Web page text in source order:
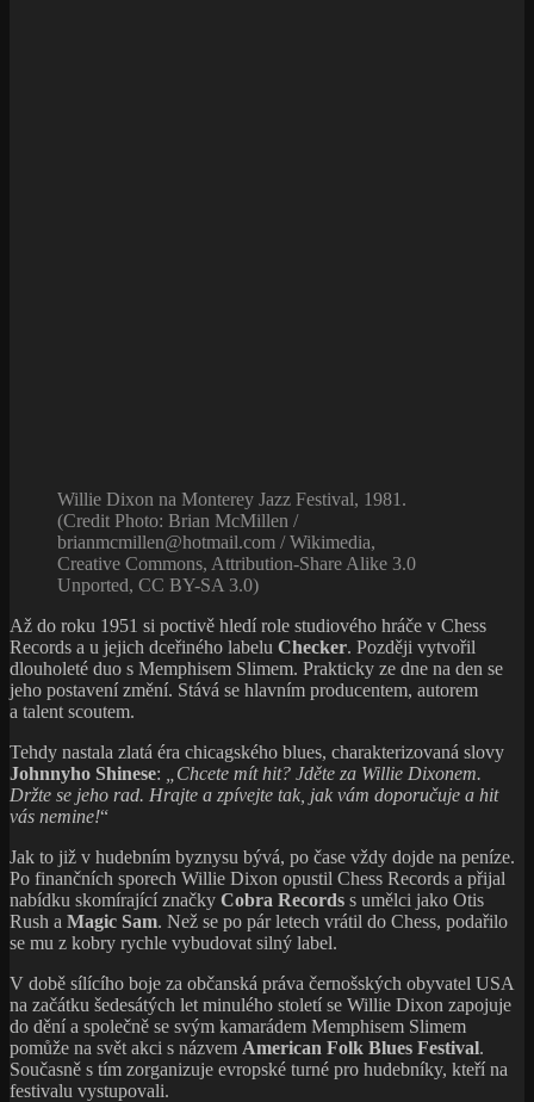
Willie Dixon na Monterey Jazz Festival, 1981.
(Credit Photo: Brian McMillen /
brianmcmillen@hotmail.com / Wikimedia,
Creative Commons, Attribution-Share Alike 3.0
Unported, CC BY-SA 3.0)
Až do roku 1951 si poctivě hledí role studiového hráče v Chess
Records a u jejich dceřiného labelu Checker. Později vytvořil
dlouholeté duo s Memphisem Slimem. Prakticky ze dne na den se
jeho postavení změní. Stává se hlavním producentem, autorem
a talent scoutem.
Tehdy nastala zlatá éra chicagského blues, charakterizovaná slovy
Johnnyho Shinese:
„Chcete mít hit? Jděte za Willie Dixonem.
Držte se jeho rad. Hrajte a zpívejte tak, jak vám doporučuje a hit
vás nemine!“
Jak to již v hudebním byznysu bývá, po čase vždy dojde na peníze.
Po finančních sporech Willie Dixon opustil Chess Records a přijal
nabídku skomírající značky Cobra Records s umělci jako Otis
Rush a Magic Sam. Než se po pár letech vrátil do Chess, podařilo
se mu z kobry rychle vybudovat silný label.
V době sílícího boje za občanská práva černošských obyvatel USA
na začátku šedesátých let minulého století se Willie Dixon zapojuje
do dění a společně se svým kamarádem Memphisem Slimem
pomůže na svět akci s názvem American Folk Blues Festival.
Současně s tím zorganizuje evropské turné pro hudebníky, kteří na
festivalu vystupovali.